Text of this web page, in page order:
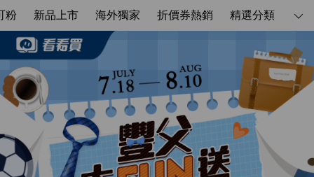
看看買_0718-0810_豐父大FUN送
(C) - momo購物網
粉 新品上市 海外獨家 折價券熱銷 精選分類